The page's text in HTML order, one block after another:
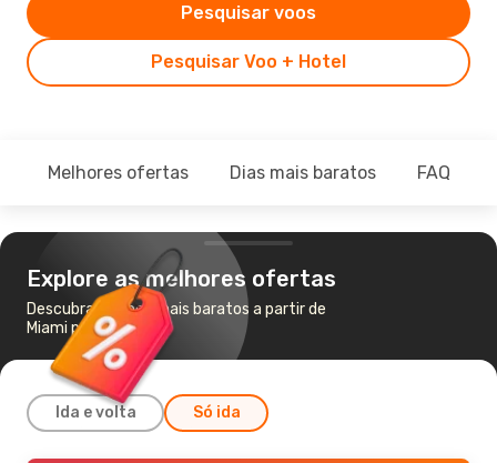
Pesquisar Voo + Hotel
Pesquisar voos
Melhores ofertas Dias mais baratos FAQ
Explore as melhores ofertas
Descubra os voos mais baratos a partir de
Miami para Lisboa
Ida e volta Só ida